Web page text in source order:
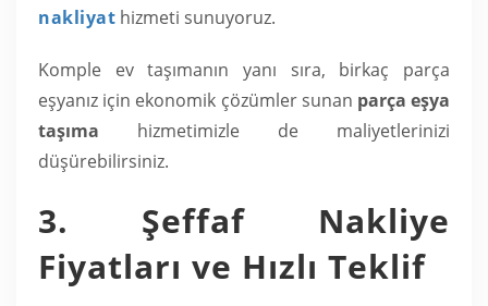
nakliyat hizmeti sunuyoruz.
Komple ev taşımanın yanı sıra, birkaç parça
eşyanız için ekonomik çözümler sunan parça eşya
taşıma hizmetimizle de maliyetlerinizi
düşürebilirsiniz.
3. Şeffaf Nakliye
Fiyatları ve Hızlı Teklif